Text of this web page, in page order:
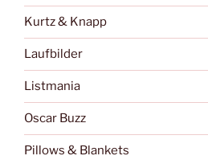
Kurtz & Knapp
Laufbilder
Listmania
Oscar Buzz
Pillows & Blankets